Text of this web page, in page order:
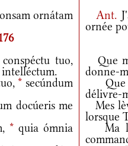
ornátam
Ant.
ornée
tuo,
Que
donne-
* secúndum
Que
délivre-
docúeris me
Mes
lorsque
* quia ómnia
Ma